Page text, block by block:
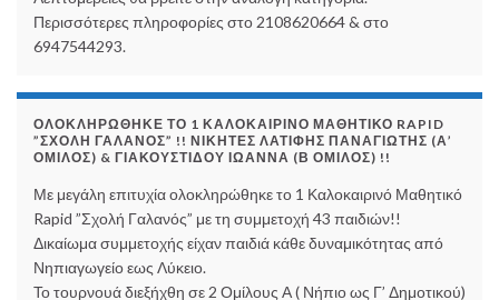
Περισσότερες πληροφορίες στο 2108620664 & στο
6947544293.
ΟΛΟΚΛΗΡΏΘΗΚΕ ΤΟ 1 ΚΑΛΟΚΑΙΡΙΝΌ ΜΑΘΗΤΙΚΌ RAPID
”ΣΧΟΛΉ ΓΑΛΑΝΌΣ” !! ΝΙΚΗΤΈΣ ΛΑΤΊΦΗΣ ΠΑΝΑΓΙΏΤΗΣ (Α’
ΌΜΙΛΟΣ) & ΓΙΑΚΟΥΣΤΊΔΟΥ ΙΩΆΝΝΑ (Β ΌΜΙΛΟΣ) !!
Με μεγάλη επιτυχία ολοκληρώθηκε το 1 Καλοκαιρινό Μαθητικό
Rapid ”Σχολή Γαλανός” με τη συμμετοχή 43 παιδιών!!
Δικαίωμα συμμετοχής είχαν παιδιά κάθε δυναμικότητας από
Νηπιαγωγείο εως Λύκειο.
Το τουρνουά διεξήχθη σε 2 Ομίλους Α ( Νήπιο ως Γ’ Δημοτικού)